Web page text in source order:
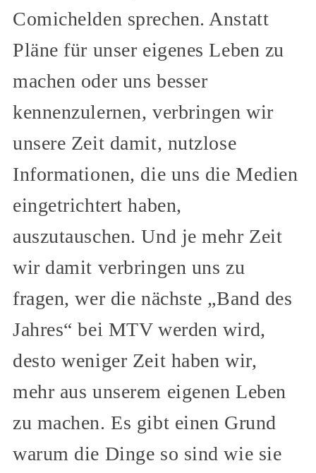
Comichelden sprechen. Anstatt
Pläne für unser eigenes Leben zu
machen oder uns besser
kennenzulernen, verbringen wir
unsere Zeit damit, nutzlose
Informationen, die uns die Medien
eingetrichtert haben,
auszutauschen. Und je mehr Zeit
wir damit verbringen uns zu
fragen, wer die nächste „Band des
Jahres“ bei MTV werden wird,
desto weniger Zeit haben wir,
mehr aus unserem eigenen Leben
zu machen. Es gibt einen Grund
warum die Dinge so sind wie sie